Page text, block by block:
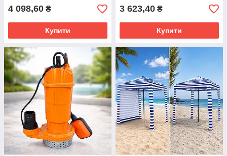
4 098,60 ₴
Купити
3 623,40 ₴
Купити